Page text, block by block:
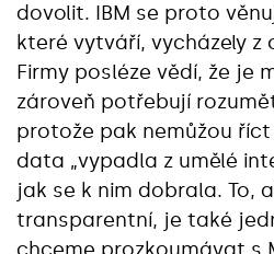
dovolit. IBM se proto
které vytváří, vycházely z
Firmy posléze vědí, že je
zároveň potřebují
protože pak nemůžou
data „vypadla z umělé
jak se k nim dobrala. To,
transparentní, je také